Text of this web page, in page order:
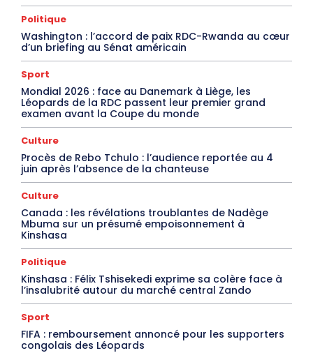
Politique
Washington : l’accord de paix RDC-Rwanda au cœur
d’un briefing au Sénat américain
Sport
Mondial 2026 : face au Danemark à Liège, les
Léopards de la RDC passent leur premier grand
examen avant la Coupe du monde
Culture
Procès de Rebo Tchulo : l’audience reportée au 4
juin après l’absence de la chanteuse
Culture
Canada : les révélations troublantes de Nadège
Mbuma sur un présumé empoisonnement à
Kinshasa
Politique
Kinshasa : Félix Tshisekedi exprime sa colère face à
l’insalubrité autour du marché central Zando
Sport
FIFA : remboursement annoncé pour les supporters
congolais des Léopards